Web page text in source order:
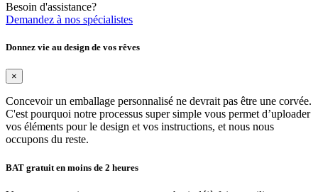
Besoin d'assistance?
Demandez à nos spécialistes
Donnez vie au design de vos rêves
×
Concevoir un emballage personnalisé ne devrait pas être une corvée.
C'est pourquoi notre processus super simple vous permet d’uploader
vos éléments pour le design et vos instructions, et nous nous
occupons du reste.
BAT gratuit en moins de 2 heures